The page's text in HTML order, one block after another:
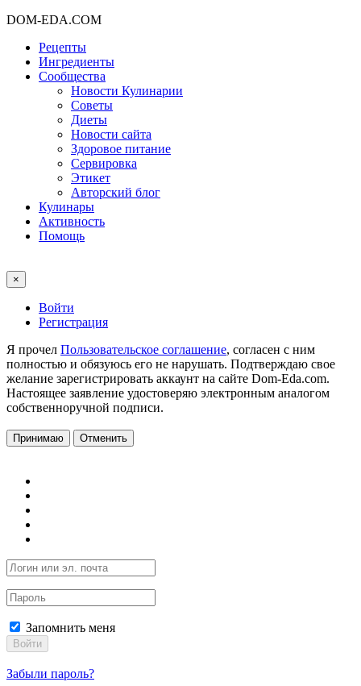
DOM-EDA.COM
Рецепты
Ингредиенты
Сообщества
Новости Кулинарии
Советы
Диеты
Новости сайта
Здоровое питание
Сервировка
Этикет
Авторский блог
Кулинары
Активность
Помощь
×
Войти
Регистрация
Я прочел Пользовательское соглашение, согласен с ним
полностью и обязуюсь его не нарушать. Подтверждаю свое
желание зарегистрировать аккаунт на сайте Dom-Eda.com.
Настоящее заявление удостоверяю электронным аналогом
собственноручной подписи.
Принимаю Отменить
Запомнить меня
Войти
Забыли пароль?